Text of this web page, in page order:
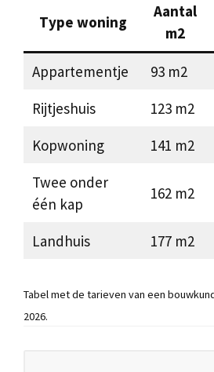
Type woning
Aantal
m2
Appartementje 93 m2
Rijtjeshuis
123 m2
Kopwoning
141 m2
Twee onder
één kap
162 m2
Landhuis 177 m2
Tabel met de tarieven van een
2026.